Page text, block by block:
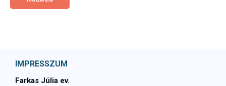
IMPRESSZUM
Farkas Júlia ev.